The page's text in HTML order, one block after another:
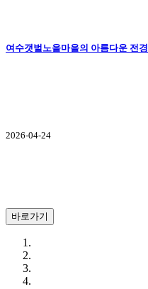
여수갯벌노을마을의 아름다운 전경
2026-04-24
바로가기